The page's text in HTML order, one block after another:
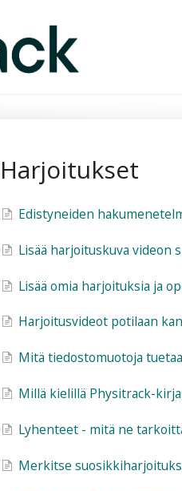
Harjoitukset
Edistyneiden
Lisää harjoituskuva videon
Lisää omia harjoituksia ja
Harjoitusvideot potilaan
Mitä tiedostomuotoja
Millä kielillä Physitrack-
Lyhenteet - mitä ne
Merkitse